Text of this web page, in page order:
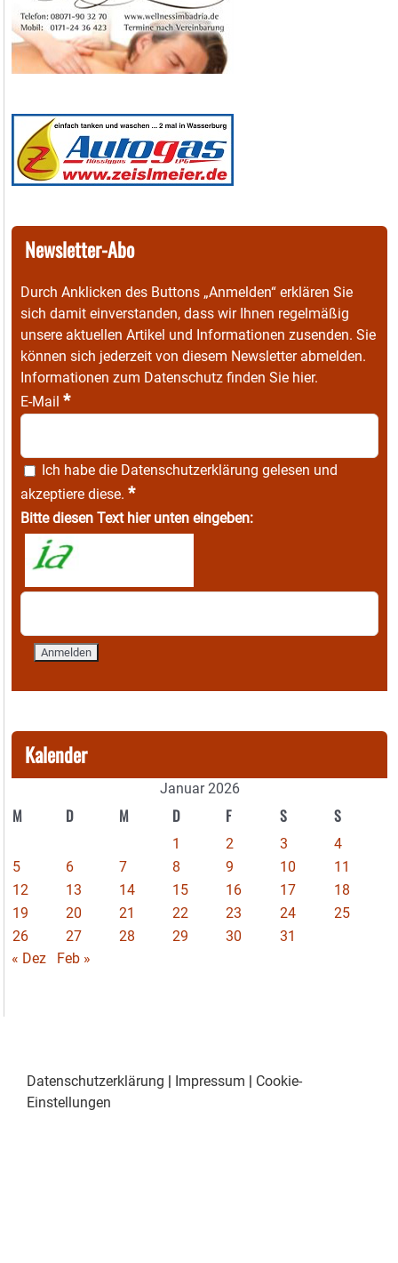
Newsletter-Abo
Durch Anklicken des Buttons „Anmelden“ erklären Sie
sich damit einverstanden, dass wir Ihnen regelmäßig
unsere aktuellen Artikel und Informationen zusenden. Sie
können sich jederzeit von diesem Newsletter abmelden.
Informationen zum Datenschutz finden Sie hier.
E-Mail *
Ich habe die Datenschutzerklärung gelesen und
akzeptiere diese. *
Bitte diesen Text hier unten eingeben:
Kalender
Januar 2026
M D M D F S S
1 2 3
4
5
6 7 8 9 10
11
12
13 14 15 16 17
18
19
20 21 22 23 24
25
26
27 28 29 30
31
« Dez
Feb »
Datenschutzerklärung | Impressum | Cookie-
Einstellungen